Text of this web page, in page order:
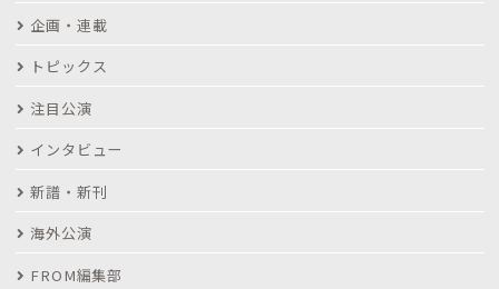
企画・連載
トピックス
注目公演
インタビュー
新譜・新刊
海外公演
FROM編集部